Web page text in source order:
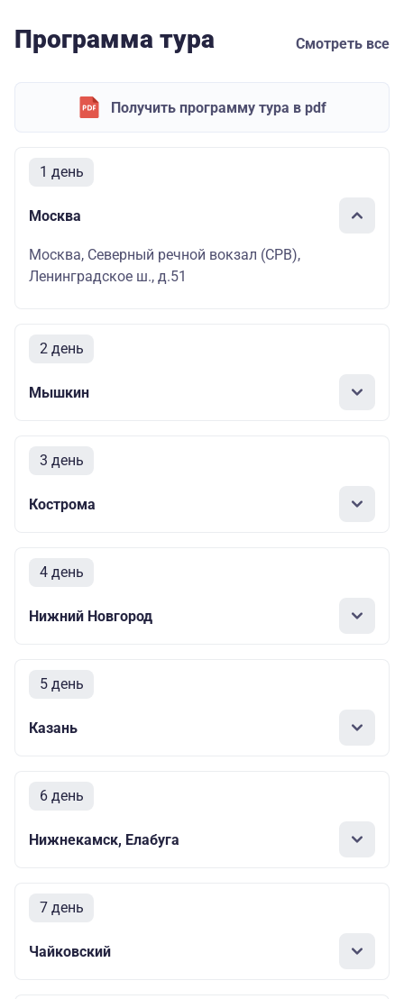
Программа тура Смотреть все
Получить программу тура в pdf
1 день
Москва
Москва, Северный речной вокзал (СРВ),
Ленинградское ш., д.51
2 день
Мышкин
3 день
Кострома
4 день
Нижний Новгород
5 день
Казань
6 день
Нижнекамск, Елабуга
7 день
Чайковский